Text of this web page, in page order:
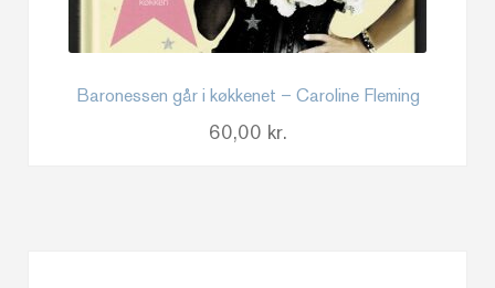
Baronessen går i køkkenet – Caroline Fleming
60,00 kr.